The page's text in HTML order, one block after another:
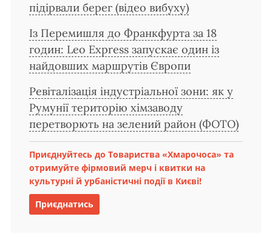
підірвали берег (відео вибуху)
Із Перемишля до Франкфурта за 18
годин: Leo Express запускає один із
найдовших маршрутів Європи
Ревіталізація індустріальної зони: як у
Румунії територію хімзаводу
перетворють на зелений район (ФОТО)
Приєднуйтесь до Товариства «Хмарочоса» та
отримуйте фірмовий мерч і квитки на
культурні й урбаністичні події в Києві!
Приєднатись